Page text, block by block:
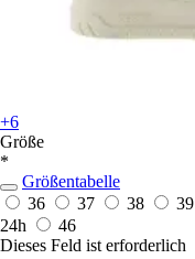
+6
Größe
*
Größentabelle
36
37 38 39
24h
46
Dieses Feld ist erforderlich